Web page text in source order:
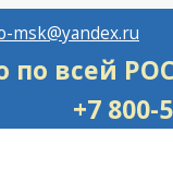
msk@yandex.ru
по
+7 800-